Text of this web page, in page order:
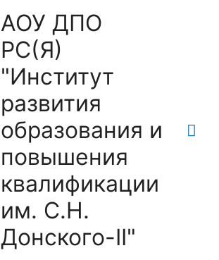
АОУ ДПО
РС(Я)
"Институт
развития
образования и
повышения
квалификации
им. С.Н.
Донского-II"